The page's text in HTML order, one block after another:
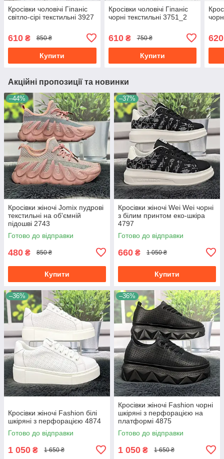
Кросівки чоловічі Гіпаніс
світло-сірі текстильні 3927
610 ₴ 850 ₴
Купити
Кросівки чоловічі Гіпаніс
чорні текстильні 3751_2
610₴ 750 ₴
Купити
620
Акційні пропозиції та новинки
–44%
Кросівки жіночі Jomix пудрові
текстильні на об'ємній
підошві 2743
Готово до відправки
480 ₴ 850 ₴
Купити
–37%
Кросівки жіночі Wei Wei чорні
з білим принтом еко-шкіра
4797
Готово до відправки
660 ₴ 1 050 ₴
Купити
–36%
Кросівки жіночі Fashion білі
шкіряні з перфорацією 4874
Готово до відправки
1 050 ₴ 1 650 ₴
–36%
Кросівки жіночі Fashion чорні
шкіряні з перфорацією на
платформі 4875
Готово до відправки
1 050 ₴ 1 650 ₴